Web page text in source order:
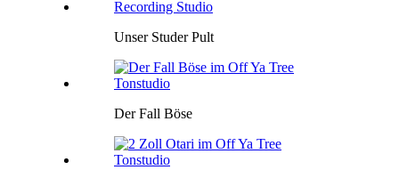
Unser Studer Pult
Der Fall Böse